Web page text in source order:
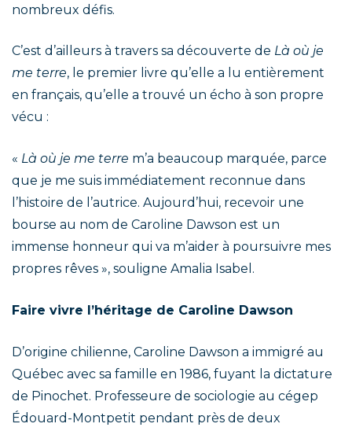
nombreux défis.
C’est d’ailleurs à travers sa découverte de Là où je
me terre, le premier livre qu’elle a lu entièrement
en français, qu’elle a trouvé un écho à son propre
vécu :
« Là où je me terre m’a beaucoup marquée, parce
que je me suis immédiatement reconnue dans
l’histoire de l’autrice. Aujourd’hui, recevoir une
bourse au nom de Caroline Dawson est un
immense honneur qui va m’aider à poursuivre mes
propres rêves », souligne Amalia Isabel.
Faire vivre l’héritage de Caroline Dawson
D’origine chilienne, Caroline Dawson a immigré au
Québec avec sa famille en 1986, fuyant la dictature
de Pinochet. Professeure de sociologie au cégep
Édouard-Montpetit pendant près de deux